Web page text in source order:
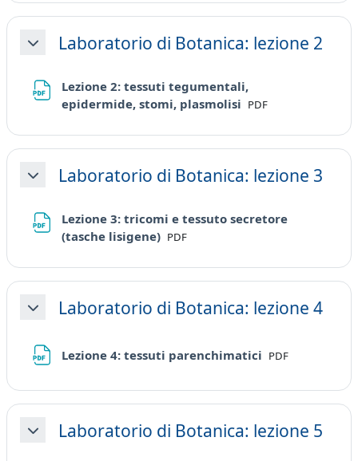
MinimizzaLaboratorio di Botanica: lezione 2
Lezione 2: tessuti tegumentali,
epidermide, stomi, plasmolisi File
PDF
MinimizzaLaboratorio di Botanica: lezione 3
Lezione 3: tricomi e tessuto secretore
(tasche lisigene) File
PDF
MinimizzaLaboratorio di Botanica: lezione 4
Lezione 4: tessuti parenchimatici File
PDF
MinimizzaLaboratorio di Botanica: lezione 5